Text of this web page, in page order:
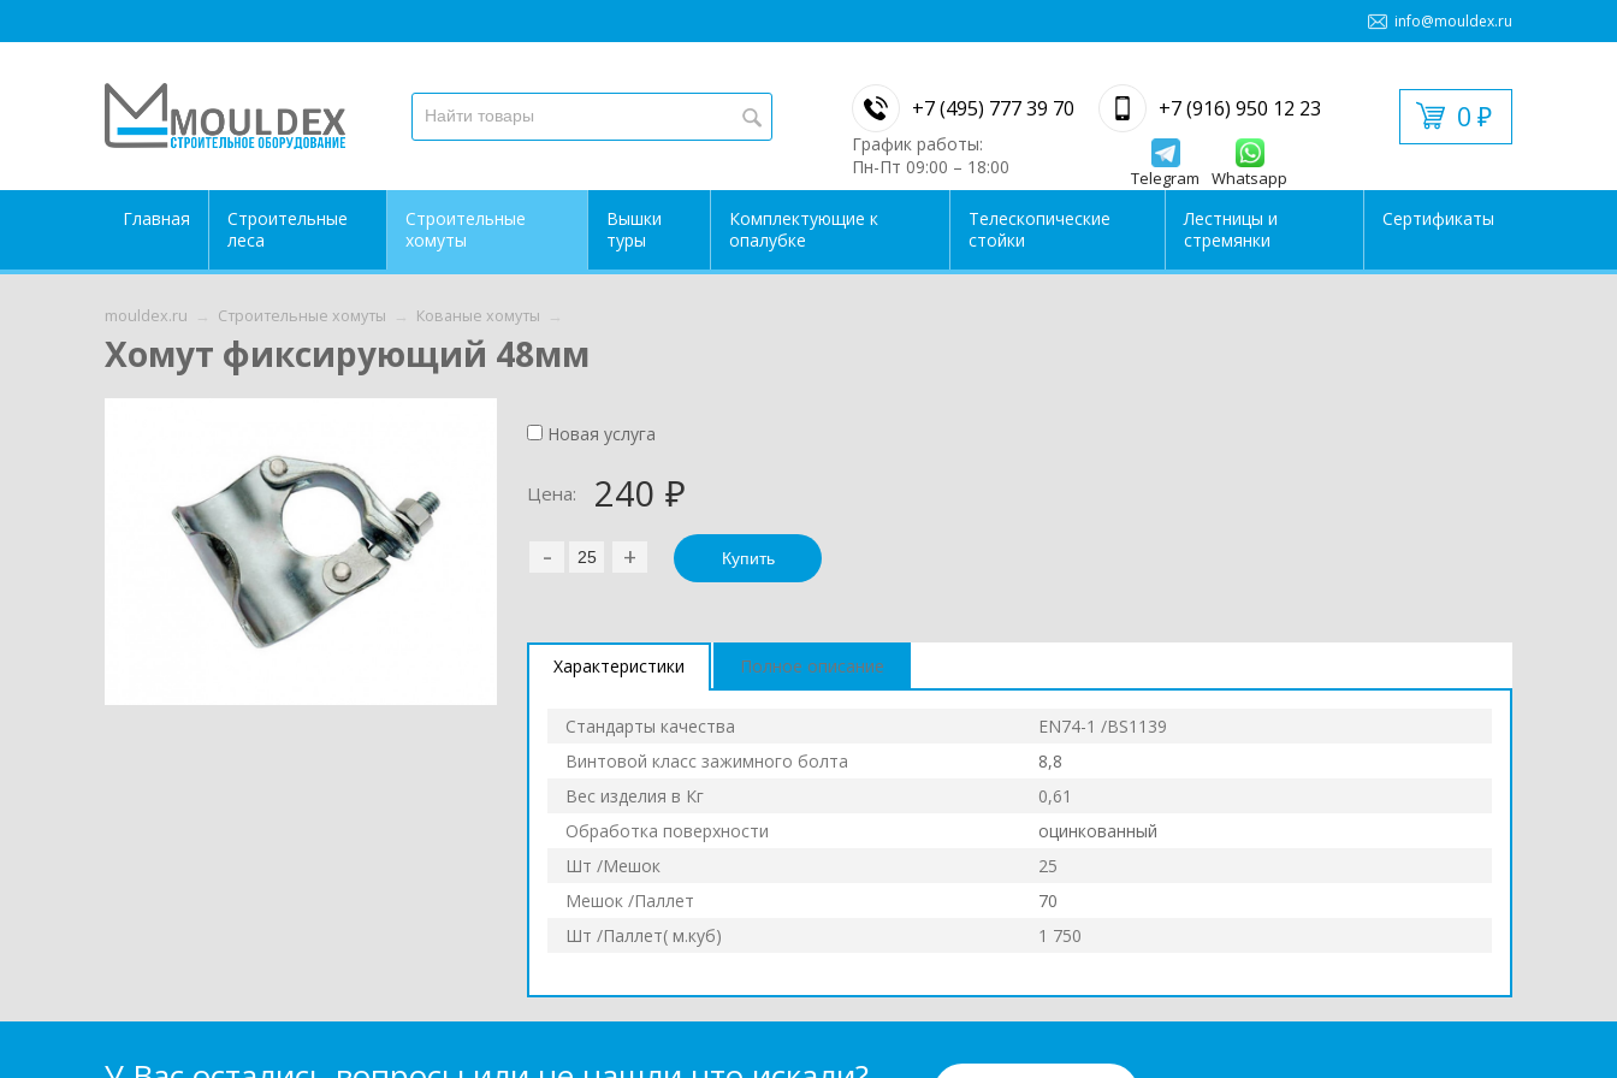
info@mouldex.ru
+7 (495) 777 39 70
График работы:
Пн-Пт 09:00 – 18:00
+7 (916) 950 12 23
Telegram Whatsapp
0 ₽
Главная
Строительные
леса
Строительные
хомуты
Вышки
туры
Комплектующие к
опалубке
Телескопические
стойки
Лестницы и
стремянки
Сертификаты
mouldex.ru Строительные хомуты Кованые хомуты
Хомут фиксирующий 48мм
Новая услуга
Цена: 240 ₽
- +
Характеристики Полное описание
Стандарты качества
EN74-1 /BS1139
Винтовой класс зажимного болта
8,8
Вес изделия в Кг
0,61
Обработка поверхности
оцинкованный
Шт /Мешок
25
Мешок /Паллет
70
Шт /Паллет( м.куб)
1 750